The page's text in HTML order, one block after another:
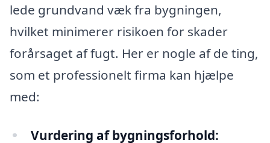
lede grundvand væk fra bygningen,
hvilket minimerer risikoen for skader
forårsaget af fugt. Her er nogle af de ting,
som et professionelt firma kan hjælpe
med:
Vurdering af bygningsforhold: